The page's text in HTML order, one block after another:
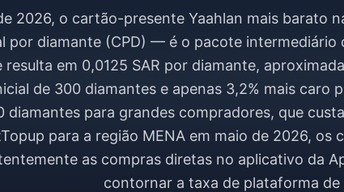
2026, o cartão-presente Yaahlan mais barato
por diamante (CPD) — é o pacote intermediário
resulta em 0,0125 SAR por diamante,
de 300 diamantes e apenas 3,2% mais caro
diamantes para grandes compradores, que
para a região MENA em maio de 2026, os
as compras diretas no aplicativo da
contornar a taxa de plataforma de